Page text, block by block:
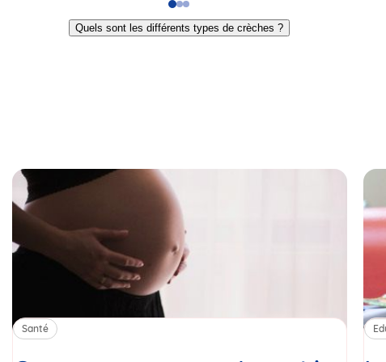
Go
to
slide
Go
to
slide
Go
to
slide
Quels sont les différents types de crèches ?
Santé